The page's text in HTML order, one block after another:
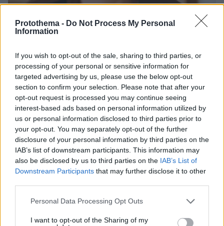
Protothema - Do Not Process My Personal
Information
If you wish to opt-out of the sale, sharing to third parties, or
processing of your personal or sensitive information for
targeted advertising by us, please use the below opt-out
section to confirm your selection. Please note that after your
opt-out request is processed you may continue seeing
interest-based ads based on personal information utilized by
us or personal information disclosed to third parties prior to
your opt-out. You may separately opt-out of the further
disclosure of your personal information by third parties on the
IAB’s list of downstream participants. This information may
also be disclosed by us to third parties on the IAB’s List of
Downstream Participants that may further disclose it to other
Please note that this website/app uses one or more Google
not limited to your visit or usage behaviour. You may click to
Personal Data Processing Opt Outs
I want to opt-out of the Sharing of my
Το DEI College παρουσιάζει τη Sophia. Την πρώτη 24/7
βοηθό AI που αλλάζει τον τρόπο με τον οποίο μαθαίνουν οι
φοιτητές
30.07.2026, 09:33
Η Smart φοιτητική κατοικία στην καρδιά της Αθήνας
03.08.2026, 10:56
Διασκεδάζουμε υπεύθυνα, επιστρέφουμε με ασφάλεια
29.07.2026, 09:39
ΡΟΗ ΕΙΔΗΣΕΩΝ